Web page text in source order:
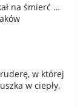
na śmierć …
w której
w ciepły,